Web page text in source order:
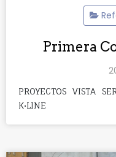
Primera
PROYECTOS VISTA
K•LINE